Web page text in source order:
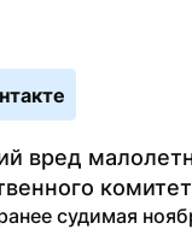
вред
судимая